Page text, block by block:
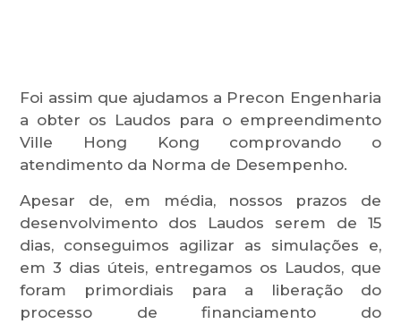
Foi assim que ajudamos a Precon Engenharia
a obter os Laudos para o empreendimento
Ville Hong Kong comprovando o
atendimento da Norma de Desempenho.
Apesar de, em média, nossos prazos de
desenvolvimento dos Laudos serem de 15
dias, conseguimos agilizar as simulações e,
em 3 dias úteis, entregamos os Laudos, que
foram primordiais para a liberação do
processo de financiamento do